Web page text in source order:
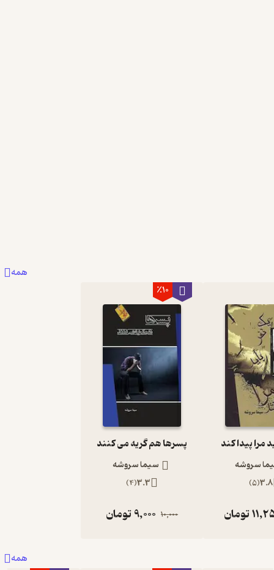
همه
مرا پیدا کند
سروشه
3.8
(
5
)
تومان
٪10
پسرها هم گریه می کنند
سیما سروشه
3.3
(
4
)
10,000
9,000تومان
همه